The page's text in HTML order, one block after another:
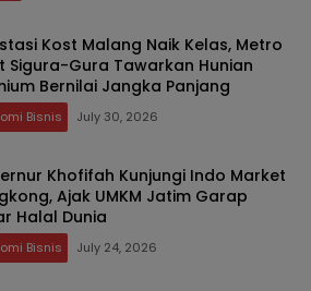
Kost Malang Naik Kelas, Metro
Sigura-Gura Tawarkan Hunian
Bernilai Jangka Panjang
Bisnis July 30, 2026
Khofifah Kunjungi Indo Market
Ajak UMKM Jatim Garap
Halal Dunia
Bisnis July 24, 2026